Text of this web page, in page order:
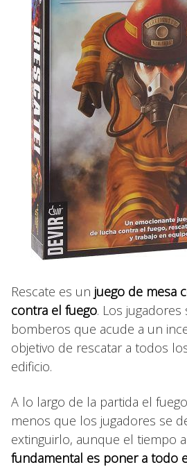
Rescate es un juego de mesa
contra el fuego. Los
bomberos que acude a un
objetivo de rescatar a todos
edificio.
A lo largo de la partida el
menos que los jugadores se
extinguirlo, aunque el tiempo
fundamental es poner a todo